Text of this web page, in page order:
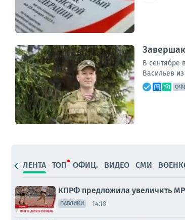
В сентябре
Васильев
ЛЕНТА ТОП ОФИЦ. ВИДЕО СМИ
КПРФ предложила увеличить
ПАБЛИКИ 14:18